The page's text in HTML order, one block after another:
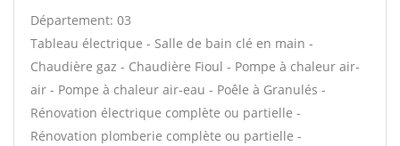
Département: 03
Tableau électrique - Salle de bain clé en main -
Chaudière gaz - Chaudière Fioul - Pompe à chaleur air-
air - Pompe à chaleur air-eau - Poêle à Granulés -
Rénovation électrique complète ou partielle -
Rénovation plomberie complète ou partielle -